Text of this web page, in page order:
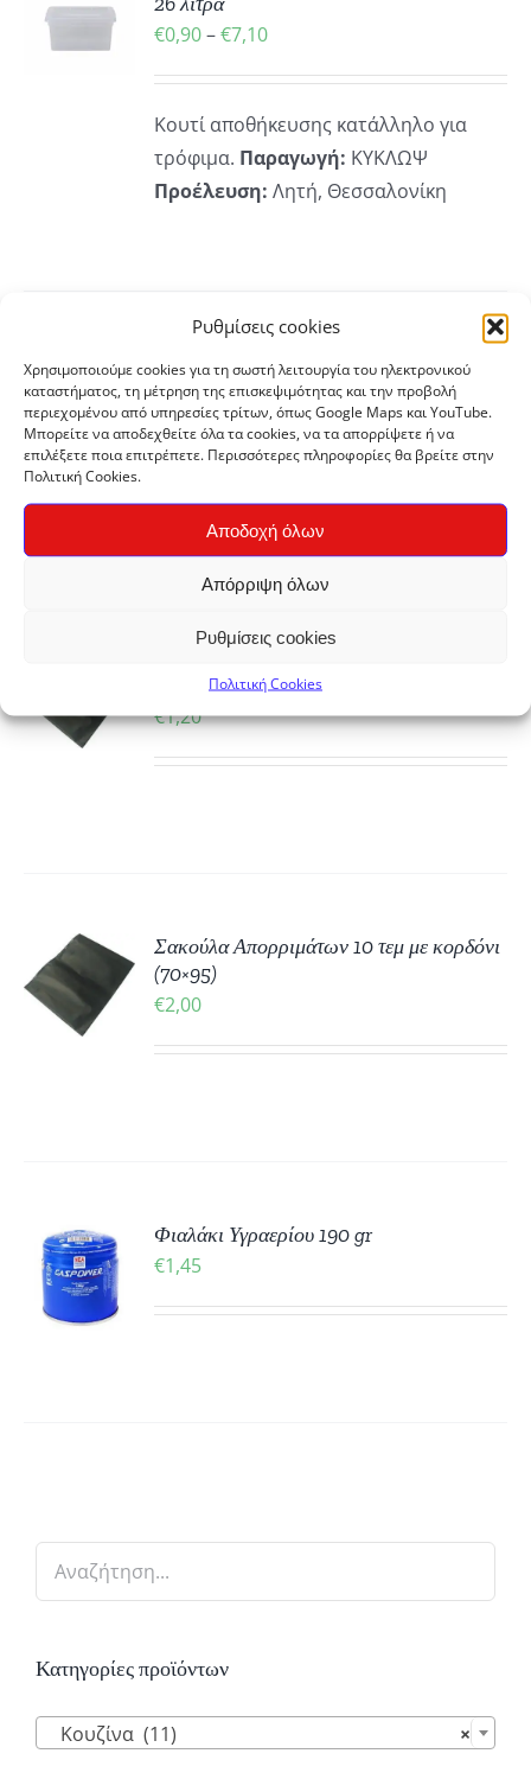
Ρυθμίσεις cookies
Χρησιμοποιούμε cookies για τη σωστή λειτουργία του ηλεκτρονικού
καταστήματος, τη μέτρηση της επισκεψιμότητας και την προβολή
περιεχομένου από υπηρεσίες τρίτων, όπως Google Maps και YouTube.
Μπορείτε να αποδεχθείτε όλα τα cookies, να τα απορρίψετε ή να
επιλέξετε ποια επιτρέπετε. Περισσότερες πληροφορίες θα βρείτε στην
Πολιτική Cookies.
Αποδοχή όλων
Απόρριψη όλων
Ρυθμίσεις cookies
Πολιτική Cookies
€0,90–€7,10Price
through
€7,10
Κουτί αποθήκευσης κατάλληλο για
τρόφιμα. Παραγωγή: ΚΥΚΛΩΨ
Προέλευση: Λητή, Θεσσαλονίκη
Οδοντογλυφίδες 200 τεμ.
€0,40
(52×75)
€1,20
Σακούλα Απορριμάτων 10 τεμ με κορδόνι
(70×95)
€2,00
Φιαλάκι Υγραερίου 190 gr
€1,45
Κατηγορίες προϊόντων
×
Κουζίνα (11)